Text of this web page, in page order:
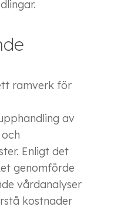
ramverk för
av
Enligt det
genomförde
vårdanalyser
kostnader